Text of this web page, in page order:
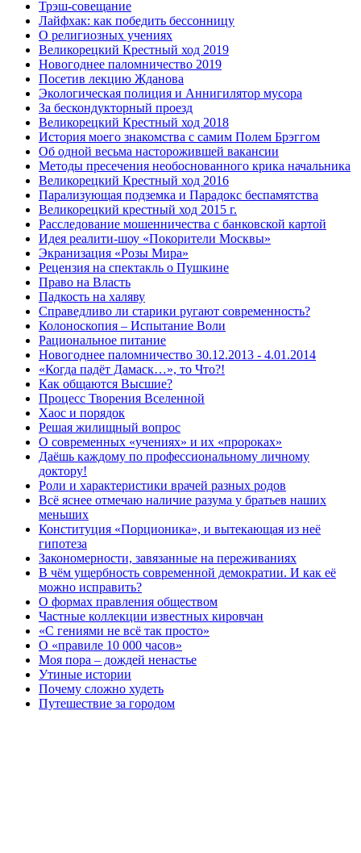
Трэш-совещание
Лайфхак: как победить бессонницу
О религиозных учениях
Великорецкий Крестный ход 2019
Новогоднее паломничество 2019
Посетив лекцию Жданова
Экологическая полиция и Аннигилятор мусора
За бескондукторный проезд
Великорецкий Крестный ход 2018
История моего знакомства с самим Полем Брэггом
Об одной весьма насторожившей вакансии
Методы пресечения необоснованного крика начальника
Великорецкий Крестный ход 2016
Парализующая подземка и Парадокс беспамятства
Великорецкий крестный ход 2015 г.
Расследование мошенничества с банковской картой
Идея реалити-шоу «Покорители Москвы»
Экранизация «Розы Мира»
Рецензия на спектакль о Пушкине
Право на Власть
Падкость на халяву
Справедливо ли старики ругают современность?
Колоноскопия – Испытание Воли
Рациональное питание
Новогоднее паломничество 30.12.2013 - 4.01.2014
«Когда падёт Дамаск…», то Что?!
Как общаются Высшие?
Процесс Творения Вселенной
Хаос и порядок
Решая жилищный вопрос
О современных «учениях» и их «пророках»
Даёшь каждому по профессиональному личному
доктору!
Роли и характеристики врачей разных родов
Всё яснее отмечаю наличие разума у братьев наших
меньших
Конституция «Порционика», и вытекающая из неё
гипотеза
Закономерности, завязанные на переживаниях
В чём ущербность современной демократии. И как её
можно исправить?
О формах правления обществом
Частные коллекции известных кировчан
«С гениями не всё так просто»
О «правиле 10 000 часов»
Моя пора – дождей ненастье
Утиные истории
Почему сложно худеть
Путешествие за городом